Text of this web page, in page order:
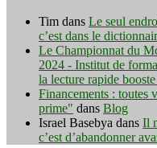
Tim dans Le seul
c’est dans le
Le Championnat du
2024 - Institut de
la lecture rapide
Financements : toutes
prime" dans Blog
Israel Basebya dans Il
c’est d’abandonner